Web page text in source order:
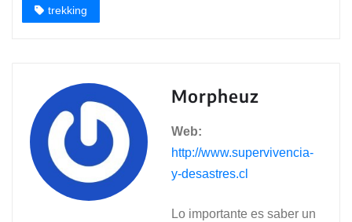
trekking
Morpheuz
Web:
http://www.supervivencia-
y-desastres.cl
Lo importante es saber un